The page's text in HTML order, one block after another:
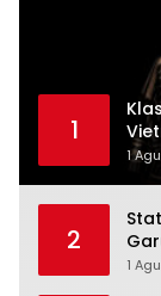
1
1
2
1